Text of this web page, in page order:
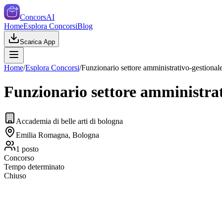
ConcorsAI
HomeEsplora ConcorsiBlog
Scarica App
Home/Esplora Concorsi/Funzionario settore amministrativo-
Funzionario settore
Accademia di belle arti di bologna
Emilia Romagna, Bologna
1 posto
Concorso
Tempo determinato
Chiuso